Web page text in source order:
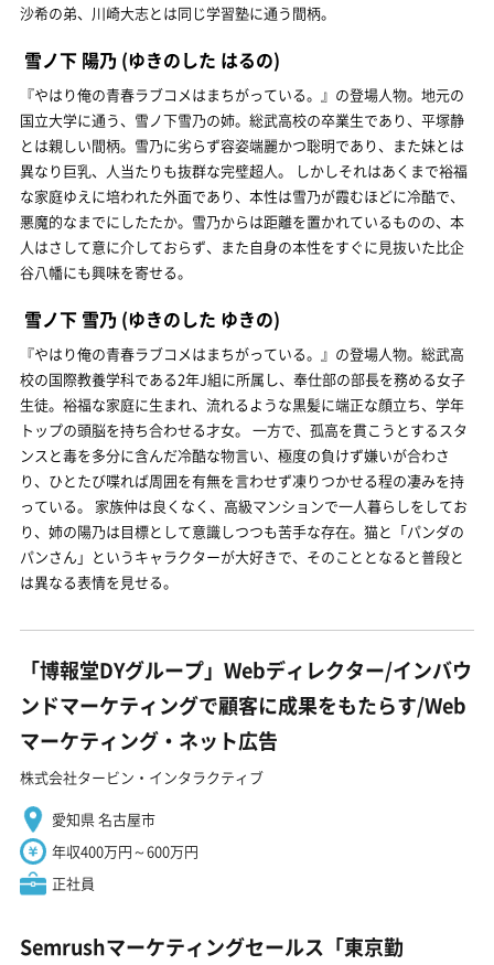
沙希の弟、川崎大志とは同じ学習塾に通う間柄。
雪ノ下 陽乃 (ゆきのした はるの)
『やはり俺の青春ラブコメはまちがっている。』の登場人物。地元の
国立大学に通う、雪ノ下雪乃の姉。総武高校の卒業生であり、平塚静
とは親しい間柄。雪乃に劣らず容姿端麗かつ聡明であり、また妹とは
異なり巨乳、人当たりも抜群な完璧超人。 しかしそれはあくまで裕福
な家庭ゆえに培われた外面であり、本性は雪乃が霞むほどに冷酷で、
悪魔的なまでにしたたか。雪乃からは距離を置かれているものの、本
人はさして意に介しておらず、また自身の本性をすぐに見抜いた比企
谷八幡にも興味を寄せる。
雪ノ下 雪乃 (ゆきのした ゆきの)
『やはり俺の青春ラブコメはまちがっている。』の登場人物。総武高
校の国際教養学科である2年J組に所属し、奉仕部の部長を務める女子
生徒。裕福な家庭に生まれ、流れるような黒髪に端正な顔立ち、学年
トップの頭脳を持ち合わせる才女。 一方で、孤高を貫こうとするスタ
ンスと毒を多分に含んだ冷酷な物言い、極度の負けず嫌いが合わさ
り、ひとたび喋れば周囲を有無を言わせず凍りつかせる程の凄みを持
っている。 家族仲は良くなく、高級マンションで一人暮らしをしてお
り、姉の陽乃は目標として意識しつつも苦手な存在。猫と「パンダの
パンさん」というキャラクターが大好きで、そのこととなると普段と
は異なる表情を見せる。
「博報堂DYグループ」Webディレクター/インバウ
ンドマーケティングで顧客に成果をもたらす/Web
マーケティング・ネット広告
株式会社タービン・インタラクティブ
愛知県 名古屋市
年収400万円～600万円
正社員
Semrushマーケティングセールス「東京勤